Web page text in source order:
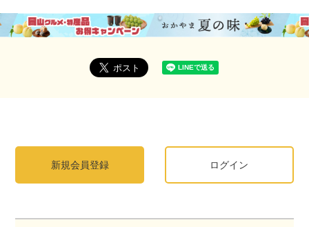
新規会員登録 ログイン